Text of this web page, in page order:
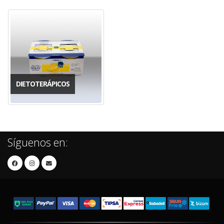
DIETOTERÁPICOS
Síguenos en: